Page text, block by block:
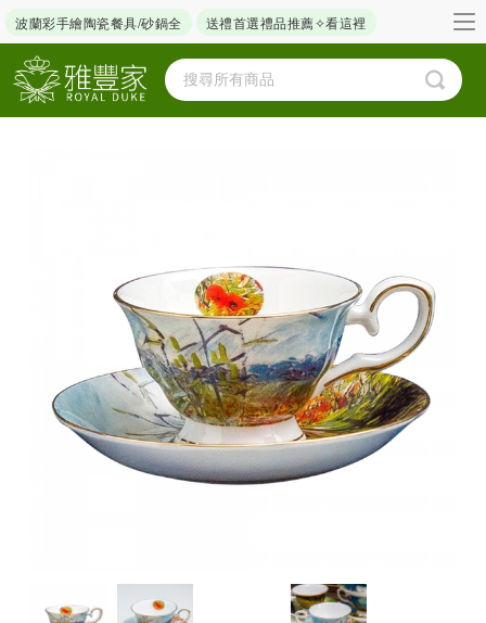
波蘭彩手繪陶瓷餐具/砂鍋全 送禮首選禮品推薦✧看這裡